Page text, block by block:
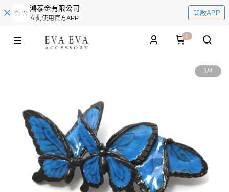
鴻泰金有限公司
立刻使用官方APP
開啟APP
0
1/4